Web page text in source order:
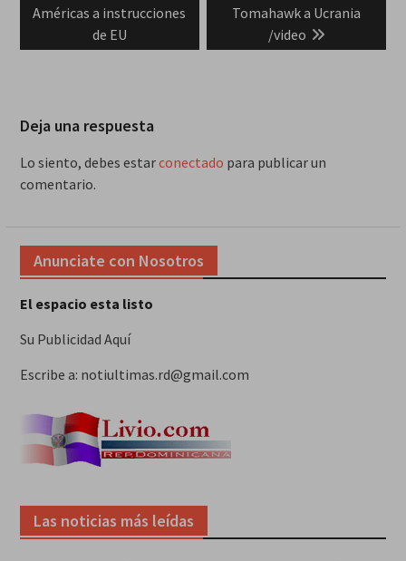
Américas a instrucciones
de EU
Tomahawk a Ucrania
/video
Deja una respuesta
Lo siento, debes estarconectado para publicar un
comentario.
Anunciate con Nosotros
El espacio esta listo
Su Publicidad Aquí
Escribe a: notiultimas.rd@gmail.com
Las noticias más leídas